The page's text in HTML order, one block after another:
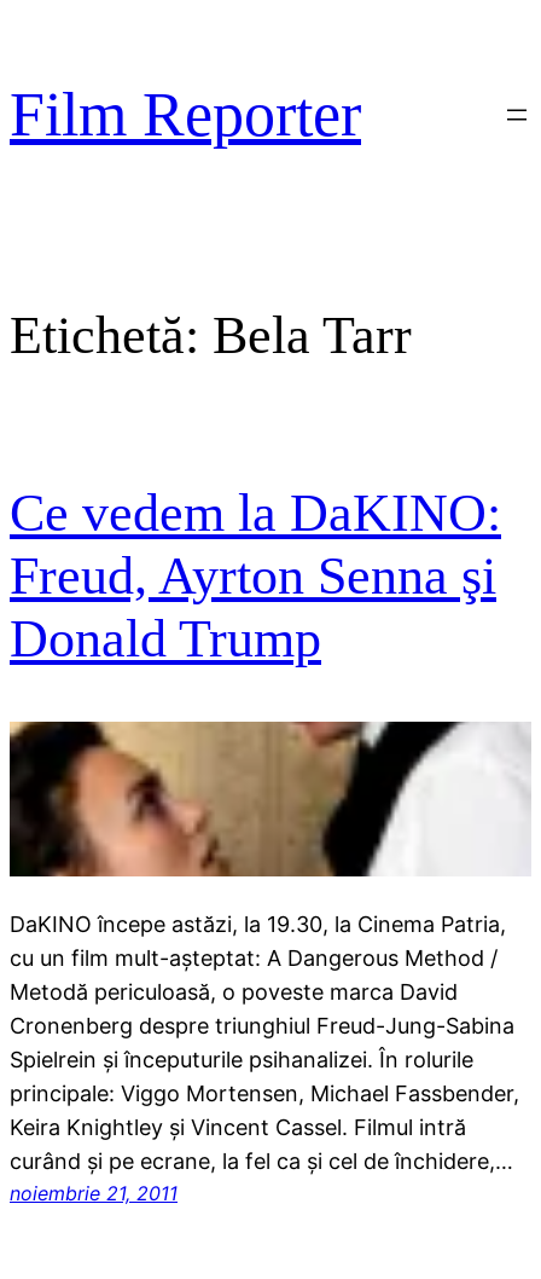
conținut
Film Reporter
Etichetă: Bela Tarr
Ce vedem la DaKINO:
Freud, Ayrton Senna şi
Donald Trump
DaKINO începe astăzi, la 19.30, la Cinema Patria,
cu un film mult-aşteptat: A Dangerous Method /
Metodă periculoasă, o poveste marca David
Cronenberg despre triunghiul Freud-Jung-Sabina
Spielrein şi începuturile psihanalizei. În rolurile
principale: Viggo Mortensen, Michael Fassbender,
Keira Knightley şi Vincent Cassel. Filmul intră
curând şi pe ecrane, la fel ca şi cel de închidere,…
noiembrie 21, 2011